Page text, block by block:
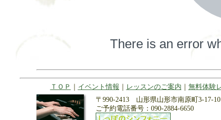
ＴＯＰ ｜ イベント情報 ｜ レッスンのご案内 ｜ 無料体験
〒990-2413 山形県山形市南原町3-17-10
ご予約電話番号：090-2884-6650